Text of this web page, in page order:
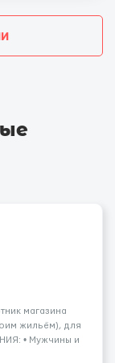
магазина
жильём), для
• Мужчины и